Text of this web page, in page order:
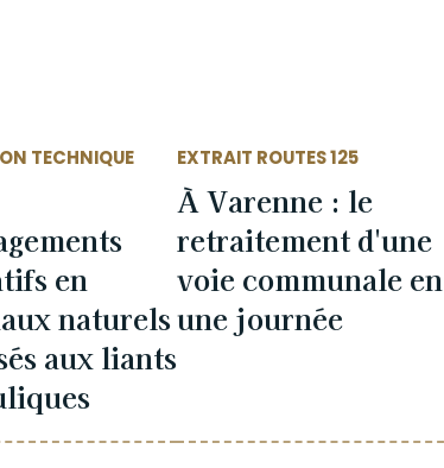
TECHNIQUE
en
naturels
aux liants
EXTRAIT ROUTES 125
À Varenne : le
retraitement d'une
voie communale en
une journée